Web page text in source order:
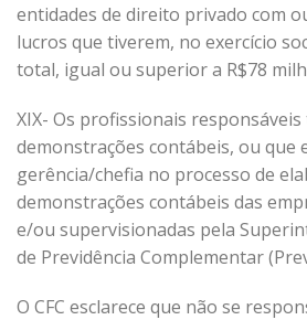
entidades de direito privado com
lucros que tiverem, no exercício
total, igual ou superior a R$78
XIX- Os profissionais responsáveis
demonstrações contábeis, ou que
gerência/chefia no processo de
demonstrações contábeis das
e/ou supervisionadas pela
de Previdência Complementar
O CFC esclarece que não se